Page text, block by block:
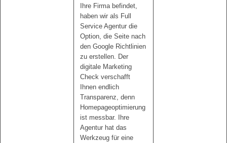
Ihre Firma befindet,
haben wir als Full
Service Agentur die
Option, die Seite nach
den Google Richtlinien
zu erstellen. Der
digitale Marketing
Check verschafft
Ihnen endlich
Transparenz, denn
Homepageoptimierung
ist messbar. Ihre
Agentur hat das
Werkzeug für eine